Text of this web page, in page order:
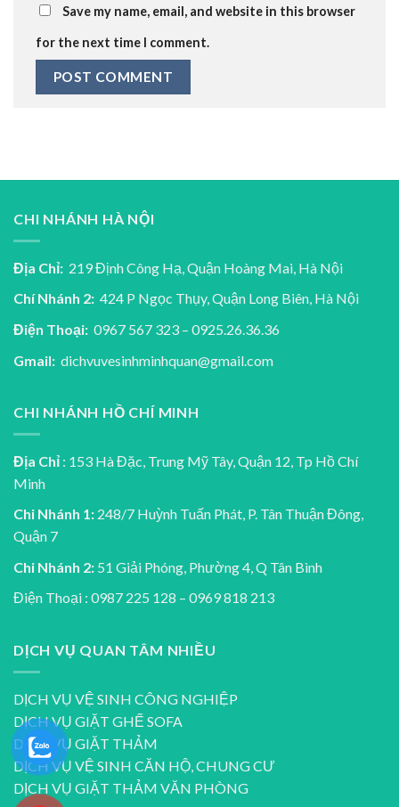
Save my name, email, and website in this browser
for the next time I comment.
CHI NHÁNH HÀ NỘI
Địa Chỉ: 219 Định Công Hạ, Quận Hoàng Mai, Hà Nội
Chí Nhánh 2: 424 P Ngọc Thụy, Quận Long Biên, Hà Nội
Điện Thoại: 0967 567 323 – 0925.26.36.36
Gmail: dichvuvesinhminhquan@gmail.com
CHI NHÁNH HỒ CHÍ MINH
Địa Chỉ : 153 Hà Đặc, Trung Mỹ Tây, Quận 12, Tp Hồ Chí
Minh
Chi Nhánh 1: 248/7 Huỳnh Tuấn Phát, P. Tân Thuận Đông,
Quận 7
Chi Nhánh 2: 51 Giải Phóng, Phường 4, Q Tân Bình
Điện Thoại : 0987 225 128 – 0969 818 213
DỊCH VỤ QUAN TÂM NHIỀU
DỊCH VỤ VỆ SINH CÔNG NGHIỆP
DỊCH VỤ GIẶT GHẾ SOFA
DỊCH VỤ GIẶT THẢM
DỊCH VỤ VỆ SINH CĂN HỘ, CHUNG CƯ
DỊCH VỤ GIẶT THẢM VĂN PHÒNG